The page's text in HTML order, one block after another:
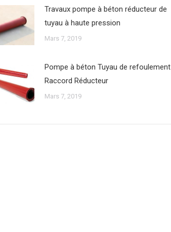
Travaux pompe à béton réducteur de
tuyau à haute pression
Mars 7, 2019
Pompe à béton Tuyau de refoulement
Raccord Réducteur
Mars 7, 2019